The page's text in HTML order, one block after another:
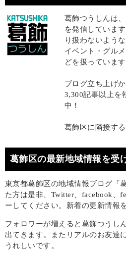
葛飾つうしんは
を発信していま
り扱わないよう
イベント・グル
どを扱っています
ブログ立ち上げ
3,300記事以上を
中！
葛飾区に隣接す
葛飾区の最新地域情報を受
東京都葛飾区の地域情報ブログ「
た方は是非、Twitter、facebook、
ーしてください。新着の更新情報
フォロワーが増えると葛飾つうし
出てきます。またリアルのお友達
うれしいです。